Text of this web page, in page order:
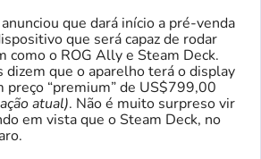
que dará início a pré-venda
que será capaz de rodar
como o ROG Ally e Steam Deck.
dizem que o aparelho terá o display
preço “premium” de US$799,00
atual). Não é muito surpreso vir
em vista que o Steam Deck, no